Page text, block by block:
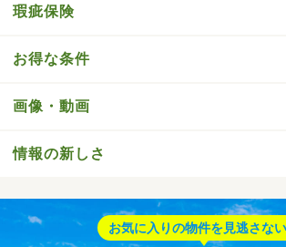
瑕疵保険
お得な条件
画像・動画
情報の新しさ
お気に入りの物件を見逃さない